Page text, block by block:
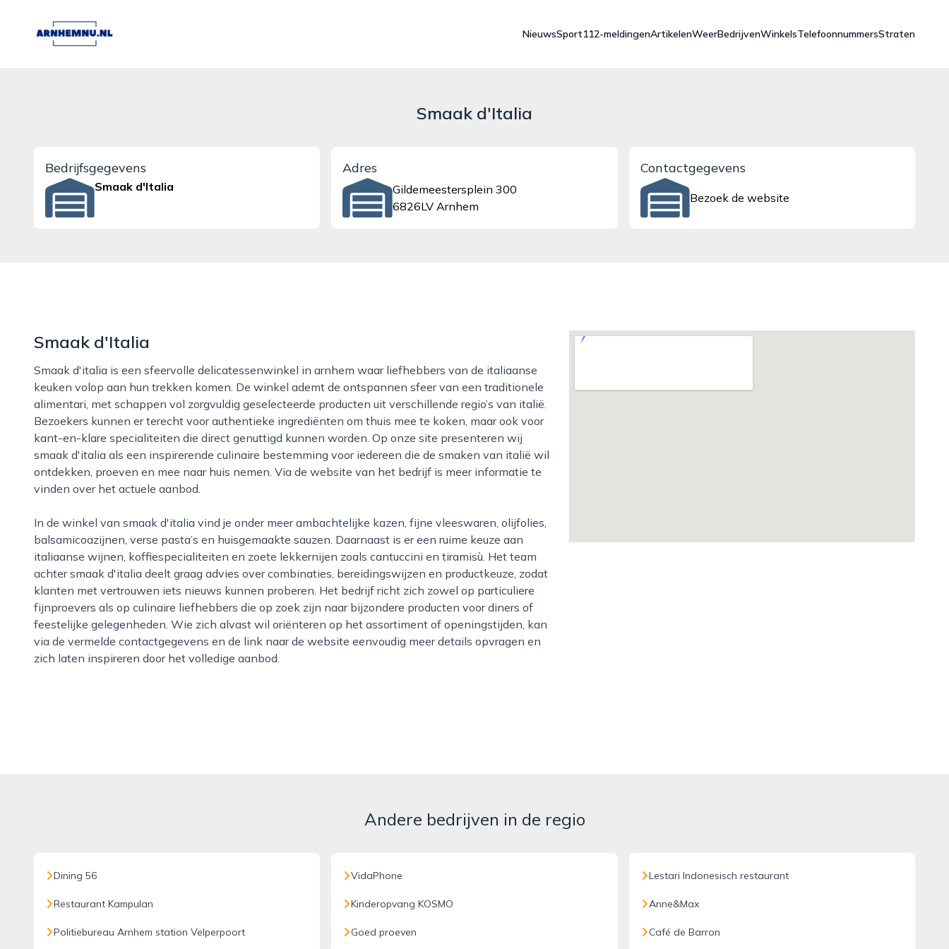
arnhemnu.nl
NieuwsSport112-meldingenArtikelenWeerBedrijvenWinkelsTelefoonnummersStraten
Smaak d'Italia
Bedrijfsgegevens
Smaak d'Italia
Adres
Gildemeestersplein 300
6826LV Arnhem
Contactgegevens
Bezoek de website
Smaak d'Italia
Smaak d'italia is een sfeervolle delicatessenwinkel in arnhem waar liefhebbers van de italiaanse
keuken volop aan hun trekken komen. De winkel ademt de ontspannen sfeer van een traditionele
alimentari, met schappen vol zorgvuldig geselecteerde producten uit verschillende regio’s van italië.
Bezoekers kunnen er terecht voor authentieke ingrediënten om thuis mee te koken, maar ook voor
kant-en-klare specialiteiten die direct genuttigd kunnen worden. Op onze site presenteren wij
smaak d'italia als een inspirerende culinaire bestemming voor iedereen die de smaken van italië wil
ontdekken, proeven en mee naar huis nemen. Via de website van het bedrijf is meer informatie te
vinden over het actuele aanbod.
In de winkel van smaak d'italia vind je onder meer ambachtelijke kazen, fijne vleeswaren, olijfolies,
balsamicoazijnen, verse pasta’s en huisgemaakte sauzen. Daarnaast is er een ruime keuze aan
italiaanse wijnen, koffiespecialiteiten en zoete lekkernijen zoals cantuccini en tiramisù. Het team
achter smaak d'italia deelt graag advies over combinaties, bereidingswijzen en productkeuze, zodat
klanten met vertrouwen iets nieuws kunnen proberen. Het bedrijf richt zich zowel op particuliere
fijnproevers als op culinaire liefhebbers die op zoek zijn naar bijzondere producten voor diners of
feestelijke gelegenheden. Wie zich alvast wil oriënteren op het assortiment of openingstijden, kan
via de vermelde contactgegevens en de link naar de website eenvoudig meer details opvragen en
zich laten inspireren door het volledige aanbod.
Andere bedrijven in de regio
Dining 56
Restaurant Kampulan
Politiebureau Arnhem station Velperpoort
VidaPhone
Kinderopvang KOSMO
Goed proeven
Lestari Indonesisch restaurant
Anne&Max
Café de Barron